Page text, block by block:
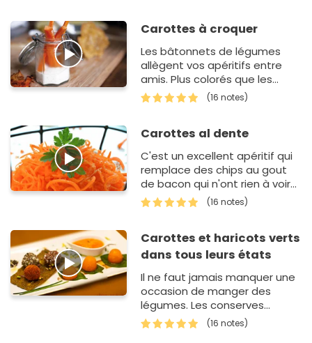
Carottes à croquer
Les bâtonnets de légumes
allègent vos apéritifs entre
amis. Plus colorés que les
chips, moins salissants et
moins gras, ils ont tout pour
(16 notes)
Carottes al dente
C'est un excellent apéritif qui
remplace des chips au gout
de bacon qui n'ont rien à voir
avec le bacon ou comme
accompagnement pour les
(16 notes)
Carottes et haricots verts
dans tous leurs états
Il ne faut jamais manquer une
occasion de manger des
légumes. Les conserves
offrent la possibilité, quelque
soit la saison ou le temps
(16 notes)